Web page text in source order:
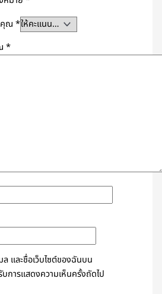
คุณ*
*
และชื่อเว็บไซต์ของฉันบน
บการแสดงความเห็นครั้งถัดไป